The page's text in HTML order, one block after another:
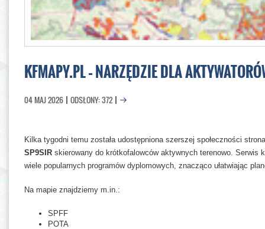
KFMAPY.PL – NARZĘDZIE DLA
04 MAJ 2026 ODSŁONY: 372
Kilka tygodni temu została udostępniona szerszej społeczności
SP9SIR skierowany do krótkofalowców aktywnych terenowo. Serwis
wiele popularnych programów dyplomowych, znacząco ułatwiając
Na mapie znajdziemy m.in.:
SPFF
POTA